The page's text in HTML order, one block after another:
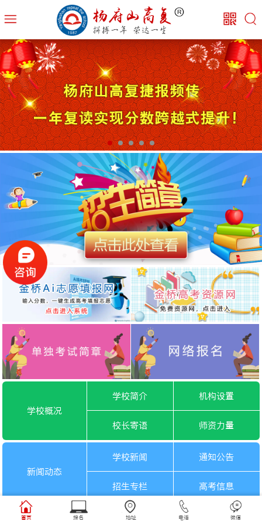
学校概况
学校简介 机构设置
校长寄语 师资力量
新闻动态
学校新闻 通知公告
招生专栏 高考信息
一月选考 六月选考
首页 报名 地址 电话 微信